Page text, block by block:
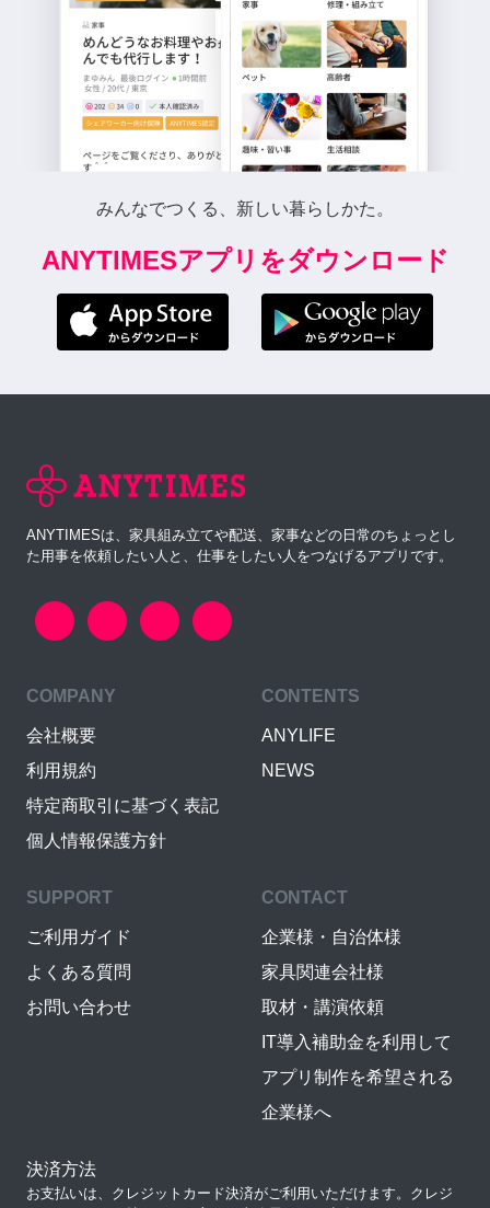
みんなでつくる、新しい暮らしかた。
ANYTIMESアプリをダウンロード
ANYTIMESは、家具組み立てや配送、家事などの日常のちょっとし
た用事を依頼したい人と、仕事をしたい人をつなげるアプリです。
COMPANY
会社概要
利用規約
特定商取引に基づく表記
個人情報保護方針
CONTENTS
ANYLIFE
NEWS
SUPPORT
ご利用ガイド
よくある質問
お問い合わせ
CONTACT
企業様・自治体様
家具関連会社様
取材・講演依頼
IT導入補助金を利用して
アプリ制作を希望される
企業様へ
決済方法
お支払いは、クレジットカード決済がご利用いただけます。クレジ